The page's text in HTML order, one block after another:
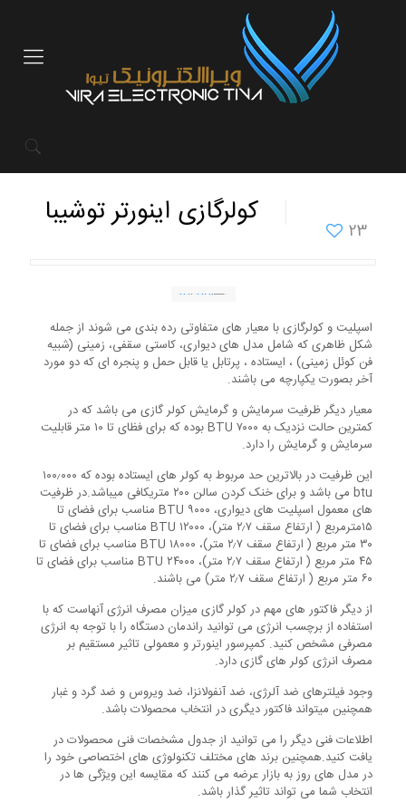
23 کولرگازی اینورتر توشیبا
اسپلیت و کولرگازی با معیار های متفاوتی رده بندی می شوند از جمله
شکل ظاهری که شامل مدل های دیواری، کاستی سقفی، زمینی (شبیه
فن کوئل زمینی) ، ایستاده ، پرتابل یا قابل حمل و پنجره ای که دو مورد
آخر بصورت یکپارچه می باشند.
معیار دیگر ظرفیت سرمایش و گرمایش کولر گازی می باشد که در
کمترین حالت نزدیک به ۷۰۰۰ BTU بوده که برای فظای تا ۱۰ متر قابلیت
سرمایش و گرمایش را دارد.
این ظرفیت در بالاترین حد مربوط به کولر های ایستاده بوده که ۱۰۰٫۰۰۰
btu می باشد و برای خنک کردن سالن ۲۰۰ متریکافی میباشد.در ظرفیت
های معمول اسپلیت های دیواری، ۹۰۰۰ BTU مناسب برای فضای تا
۱۵مترمربع ( ارتفاع سقف ۲٫۷ متر)، ۱۲۰۰۰ BTU مناسب برای فضای تا
۳۰ متر مربع ( ارتفاع سقف ۲٫۷ متر)، ۱۸۰۰۰ BTU مناسب برای فضای تا
۴۵ متر مربع ( ارتفاع سقف ۲٫۷ متر)، ۲۴۰۰۰ BTU مناسب برای فضای تا
۶۰ متر مربع ( ارتفاع سقف ۲٫۷ متر) می باشند.
از دیگر فاکتور های مهم در کولر گازی میزان مصرف انرژی آنهاست که با
استفاده از برچسب انرژی می توانید راندمان دستگاه را با توجه به انرژی
مصرفی مشخص کنید. کمپرسور اینورتر و معمولی تاثیر مستقیم بر
مصرف انرژی کولر های گازی دارد.
وجود فیلترهای ضد آلرژی، ضد آنفولانزا، ضد ویروس و ضد گرد و غبار
همچنین میتواند فاکتور دیگری در انتخاب محصولات باشد.
اطلاعات فنی دیگر را می توانید از جدول مشخصات فنی محصولات در
یافت کنید.همچنین برند های مختلف تکنولوژی های اختصاصی خود را
در مدل های روز به بازار عرضه می کنند که مقایسه این ویژگی ها در
انتخاب شما می تواند تاثیر گذار باشد.